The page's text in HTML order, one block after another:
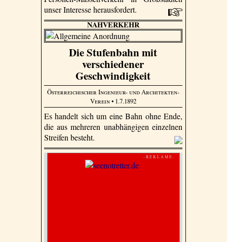
unser Interesse herausfordert.
NAHVERKEHR
Die Stufenbahn mit
verschiedener
Geschwindigkeit
Österreichischer Ingenieur- und Architekten-
Verein• 1.7.1892
Es handelt sich um eine Bahn ohne Ende,
die aus mehreren unabhängigen einzelnen
Streifen besteht.
- R E K L A M E -